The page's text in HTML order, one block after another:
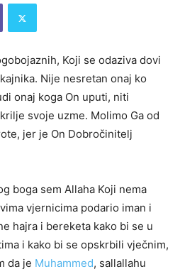
Koji se odaziva dovi
Nije nesretan onaj ko
onaj koga On uputi, niti
svoje uzme. Molimo Ga od
jer je On Dobročinitelj
boga sem Allaha Koji nema
vjernicima podario iman i
hajra i bereketa kako bi se u
i kako bi se opskrbili vječnim,
da je Muhammed, sallallahu